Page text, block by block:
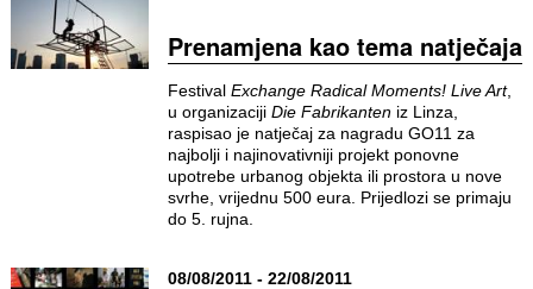
Prenamjena kao tema natječaja
Festival Exchange Radical Moments! Live Art,
u organizaciji Die Fabrikanteniz Linza,
raspisao je natječaj za nagradu GO11 za
najbolji i najinovativniji projekt ponovne
upotrebe urbanog objekta ili prostora u nove
svrhe, vrijednu 500 eura. Prijedlozi se primaju
do 5. rujna.
08/08/2011 - 22/08/2011